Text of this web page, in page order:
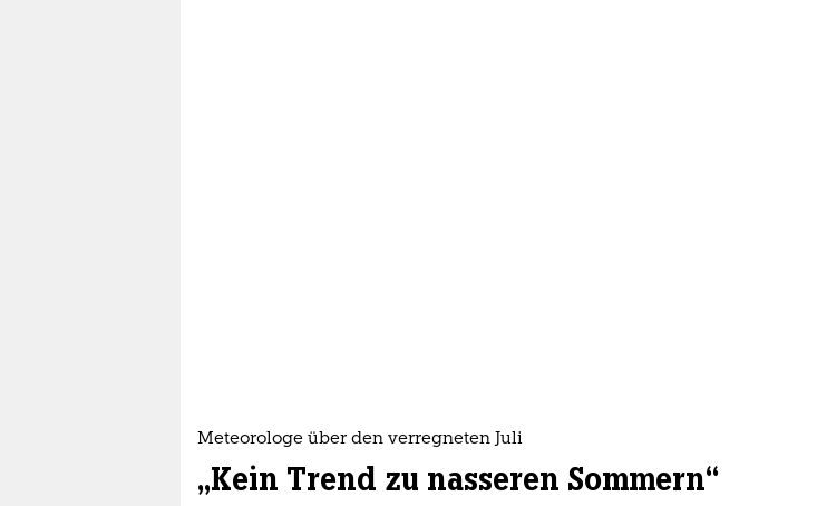
Meteorologe über den verregneten Juli
„Kein Trend zu nasseren Sommern“